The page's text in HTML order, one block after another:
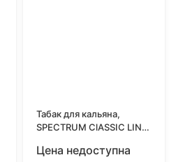
Табак для кальяна,
SPECTRUM ClASSIC LINE
(Цитрусовый микс)
Цена недоступна